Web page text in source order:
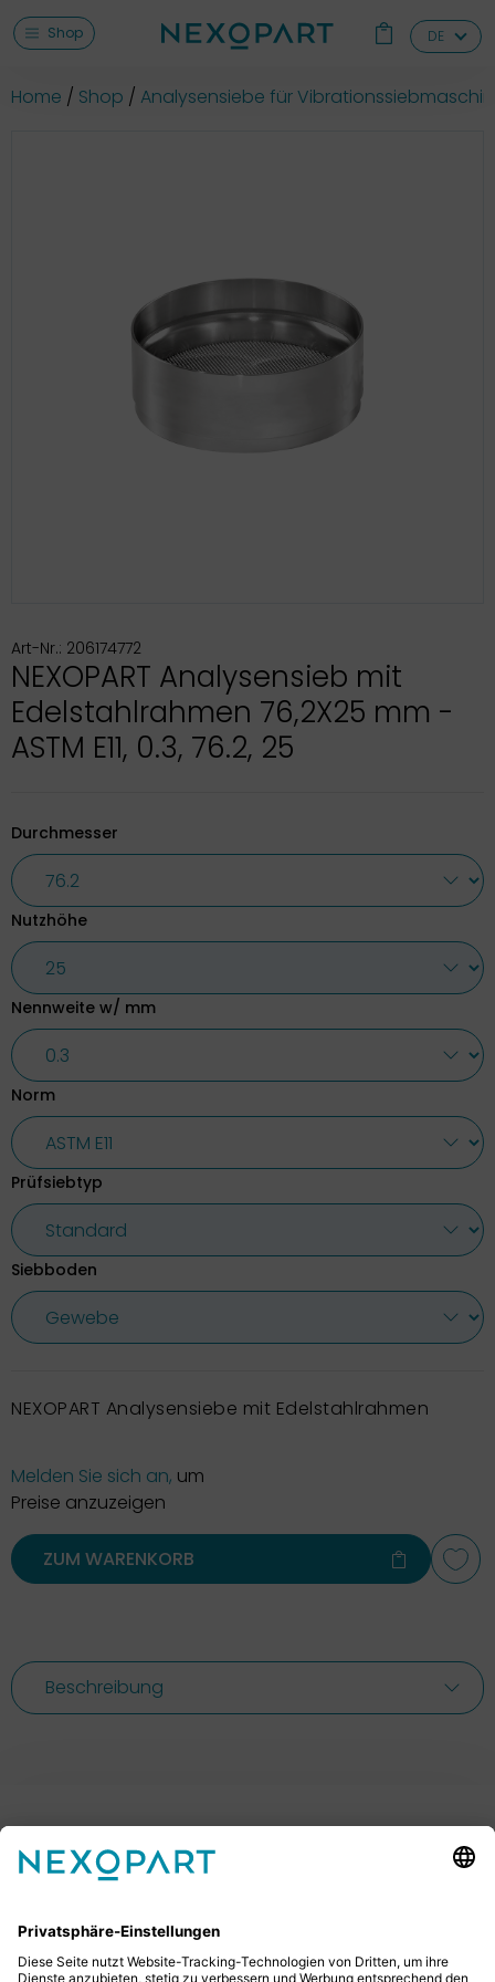
Shop DE
Home Shop Analysensiebe für
Art-Nr.: 206174772
NEXOPART Analysensieb mit
Edelstahlrahmen 76,2X25 mm -
ASTM E11, 0.3, 76.2, 25
Durchmesser
Nutzhöhe
Nennweite w/ mm
Norm
Prüfsiebtyp
Siebboden
NEXOPART Analysensiebe mit Edelstahlrahmen
Melden Sie sich an, um
Preise anzuzeigen
ZUM WARENKORB
Beschreibung
Ihr Kontakt zu uns.
schreiben uns eine E-Mail.
+49 2522 59084 0